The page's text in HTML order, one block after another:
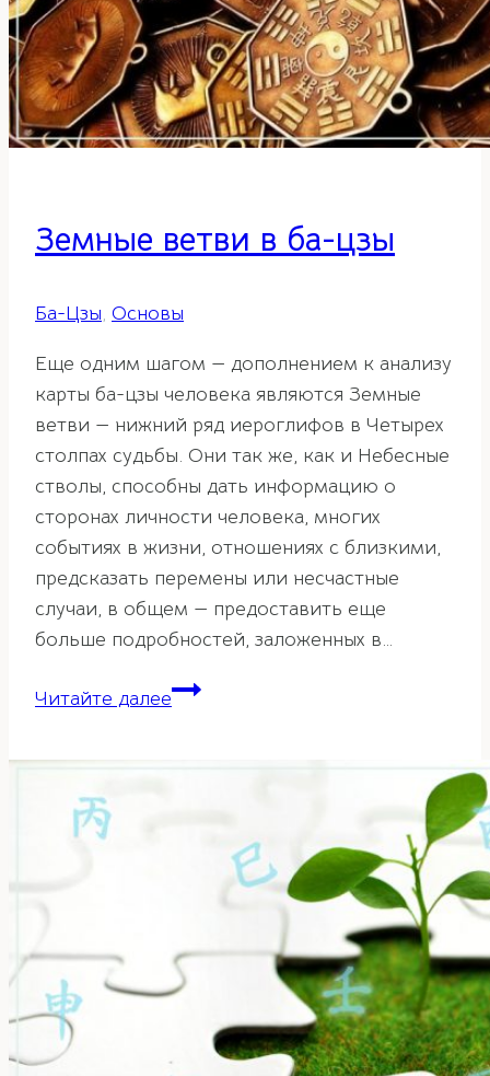
Земные ветви в ба-цзы
Ба-Цзы, Основы
Еще одним шагом — дополнением к анализу
карты ба-цзы человека являются Земные
ветви — нижний ряд иероглифов в Четырех
столпах судьбы. Они так же, как и Небесные
стволы, способны дать информацию о
сторонах личности человека, многих
событиях в жизни, отношениях с близкими,
предсказать перемены или несчастные
случаи, в общем — предоставить еще
больше подробностей, заложенных в…
Читайте далееЗемные